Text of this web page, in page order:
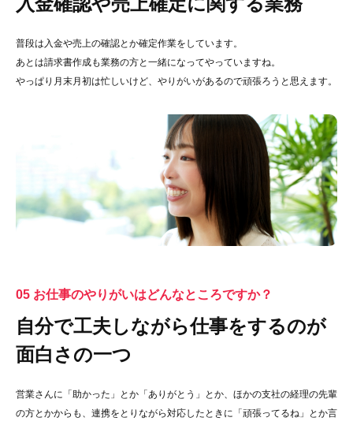
普段は入金や売上の確認とか確定作業をしています。
あとは請求書作成も業務の方と一緒になってやっていますね。
やっぱり月末月初は忙しいけど、やりがいがあるので頑張ろうと思えます。
05 お仕事のやりがいはどんなところですか？
自分で工夫しながら仕事をするのが
面白さの一つ
営業さんに「助かった」とか「ありがとう」とか、ほかの支社の経理の先輩
の方とかからも、連携をとりながら対応したときに「頑張ってるね」とか言